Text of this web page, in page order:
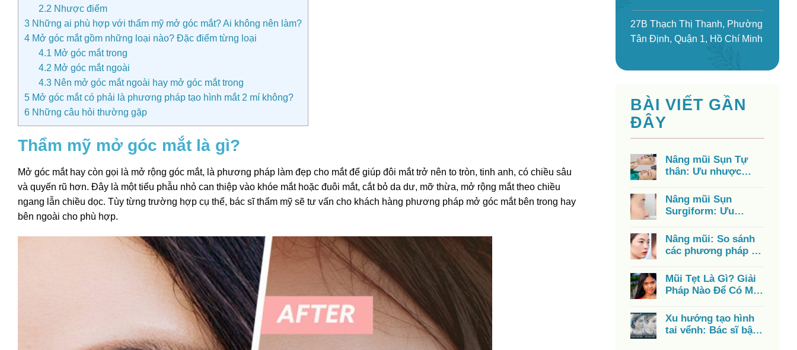
2.2 Nhược điểm
3 Những ai phù hợp với thẩm mỹ mở góc mắt? Ai không nên làm?
4 Mở góc mắt gồm những loại nào? Đặc điểm từng loại
4.1 Mở góc mắt trong
4.2 Mở góc mắt ngoài
4.3 Nên mở góc mắt ngoài hay mở góc mắt trong
5 Mở góc mắt có phải là phương pháp tạo hình mắt 2 mí không?
6 Những câu hỏi thường gặp
Thẩm mỹ mở góc mắt là gì?
Mở góc mắt hay còn gọi là mở rộng góc mắt, là phương pháp làm đẹp cho mắt để giúp đôi mắt trở nên to tròn, tinh anh, có chiều sâu
và quyến rũ hơn. Đây là một tiểu phẫu nhỏ can thiệp vào khóe mắt hoặc đuôi mắt, cắt bỏ da dư, mỡ thừa, mở rộng mắt theo chiều
ngang lẫn chiều dọc. Tùy từng trường hợp cụ thể, bác sĩ thẩm mỹ sẽ tư vấn cho khách hàng phương pháp mở góc mắt bên trong hay
bên ngoài cho phù hợp.
27B Thạch Thị Thanh, Phường
Tân Định, Quận 1, Hồ Chí Minh
BÀI VIẾT GẦN
ĐÂY
Nâng mũi Sụn Tự
thân: Ưu nhược
không?
Nâng mũi Sụn
Surgiform: Ưu
có tốt không?
Nâng mũi: So sánh
các phương pháp từ
điểm
Mũi Tẹt Là Gì? Giải
Pháp Nào Để Có Mũi
Xu hướng tạo hình
tai vểnh: Bác sĩ bật